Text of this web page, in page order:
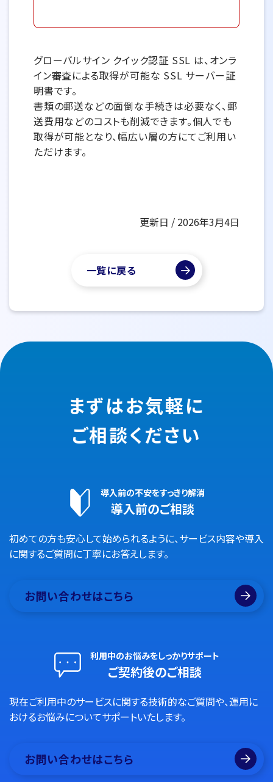
グローバルサイン クイック認証 SSL は、オンラ
イン審査による取得が可能な SSL サーバー証
明書です。
書類の郵送などの面倒な手続きは必要なく、郵
送費用などのコストも削減できます。個人でも
取得が可能となり、幅広い層の方にてご利用い
ただけます。
更新日 / 2026年3月4日
一覧に戻る
まずはお気軽に
ご相談ください
導入前の不安をすっきり解消
導入前のご相談
初めての方も安心して始められるように、サービス内容や導入
に関するご質問に丁寧にお答えします。
お問い合わせはこちら
利用中のお悩みをしっかりサポート
ご契約後のご相談
現在ご利用中のサービスに関する技術的なご質問や、運用に
おけるお悩みについてサポートいたします。
お問い合わせはこちら